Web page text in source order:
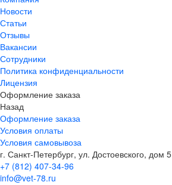
Новости
Статьи
Отзывы
Вакансии
Сотрудники
Политика конфиденциальности
Лицензия
Оформление заказа
Назад
Оформление заказа
Условия оплаты
Условия самовывоза
г. Санкт-Петербург, ул. Достоевского, дом 5
+7 (812) 407-34-96
info@vet-78.ru